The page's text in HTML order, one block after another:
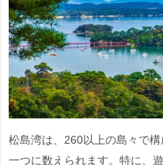
松島湾は、260以上の島々で
一つに数えられます。特に、